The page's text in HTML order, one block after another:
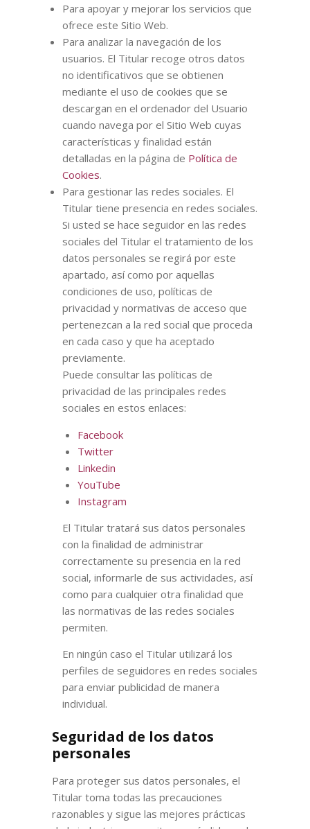
Para apoyar y mejorar los servicios que
ofrece este Sitio Web.
Para analizar la navegación de los
usuarios. El Titular recoge otros datos
no identificativos que se obtienen
mediante el uso de cookies que se
descargan en el ordenador del Usuario
cuando navega por el Sitio Web cuyas
características y finalidad están
detalladas en la página de Política de
Cookies.
Para gestionar las redes sociales. El
Titular tiene presencia en redes sociales.
Si usted se hace seguidor en las redes
sociales del Titular el tratamiento de los
datos personales se regirá por este
apartado, así como por aquellas
condiciones de uso, políticas de
privacidad y normativas de acceso que
pertenezcan a la red social que proceda
en cada caso y que ha aceptado
previamente.
Puede consultar las políticas de
privacidad de las principales redes
sociales en estos enlaces:
Facebook
Twitter
Linkedin
YouTube
Instagram
El Titular tratará sus datos personales
con la finalidad de administrar
correctamente su presencia en la red
social, informarle de sus actividades, así
como para cualquier otra finalidad que
las normativas de las redes sociales
permiten.
En ningún caso el Titular utilizará los
perfiles de seguidores en redes sociales
para enviar publicidad de manera
individual.
Seguridad de los datos
personales
Para proteger sus datos personales, el
Titular toma todas las precauciones
razonables y sigue las mejores prácticas